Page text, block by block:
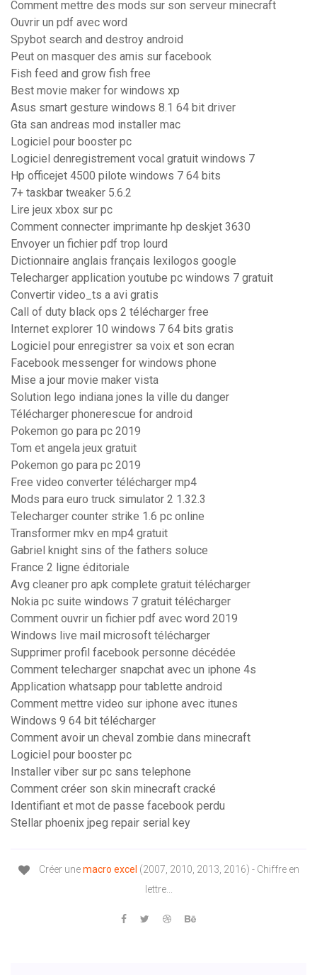
Comment mettre des mods sur son serveur minecraft
Ouvrir un pdf avec word
Spybot search and destroy android
Peut on masquer des amis sur facebook
Fish feed and grow fish free
Best movie maker for windows xp
Asus smart gesture windows 8.1 64 bit driver
Gta san andreas mod installer mac
Logiciel pour booster pc
Logiciel denregistrement vocal gratuit windows 7
Hp officejet 4500 pilote windows 7 64 bits
7+ taskbar tweaker 5.6.2
Lire jeux xbox sur pc
Comment connecter imprimante hp deskjet 3630
Envoyer un fichier pdf trop lourd
Dictionnaire anglais français lexilogos google
Telecharger application youtube pc windows 7 gratuit
Convertir video_ts a avi gratis
Call of duty black ops 2 télécharger free
Internet explorer 10 windows 7 64 bits gratis
Logiciel pour enregistrer sa voix et son ecran
Facebook messenger for windows phone
Mise a jour movie maker vista
Solution lego indiana jones la ville du danger
Télécharger phonerescue for android
Pokemon go para pc 2019
Tom et angela jeux gratuit
Pokemon go para pc 2019
Free video converter télécharger mp4
Mods para euro truck simulator 2 1.32.3
Telecharger counter strike 1.6 pc online
Transformer mkv en mp4 gratuit
Gabriel knight sins of the fathers soluce
France 2 ligne éditoriale
Avg cleaner pro apk complete gratuit télécharger
Nokia pc suite windows 7 gratuit télécharger
Comment ouvrir un fichier pdf avec word 2019
Windows live mail microsoft télécharger
Supprimer profil facebook personne décédée
Comment telecharger snapchat avec un iphone 4s
Application whatsapp pour tablette android
Comment mettre video sur iphone avec itunes
Windows 9 64 bit télécharger
Comment avoir un cheval zombie dans minecraft
Logiciel pour booster pc
Installer viber sur pc sans telephone
Comment créer son skin minecraft cracké
Identifiant et mot de passe facebook perdu
Stellar phoenix jpeg repair serial key
Créer unemacro excel (2007, 2010, 2013, 2016) - Chiffre en
lettre...